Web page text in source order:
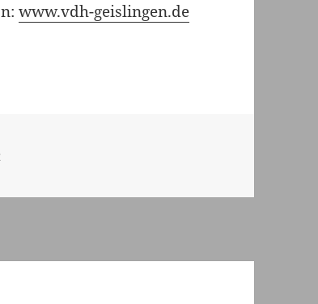
www.vdh-geislingen.de